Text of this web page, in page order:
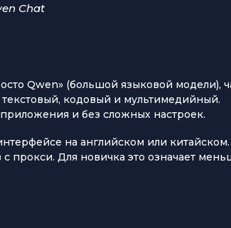
Chat
Qwen» (большой языковой модели),
кодовый и мультимедийный.
приложения и без сложных настроек.
на английском или китайском.
прокси. Для новичка это означает